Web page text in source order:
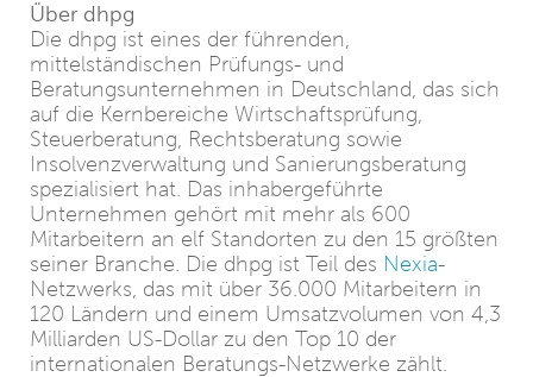
Über dhpg
Die dhpg ist eines der führenden,
mittelständischen Prüfungs- und
Beratungsunternehmen in Deutschland, das sich
auf die Kernbereiche Wirtschaftsprüfung,
Steuerberatung, Rechtsberatung sowie
Insolvenzverwaltung und Sanierungsberatung
spezialisiert hat. Das inhabergeführte
Unternehmen gehört mit mehr als 600
Mitarbeitern an elf Standorten zu den 15 größten
seiner Branche. Die dhpg ist Teil des Nexia-
Netzwerks, das mit über 36.000 Mitarbeitern in
120 Ländern und einem Umsatzvolumen von 4,3
Milliarden US-Dollar zu den Top 10 der
internationalen Beratungs-Netzwerke zählt.